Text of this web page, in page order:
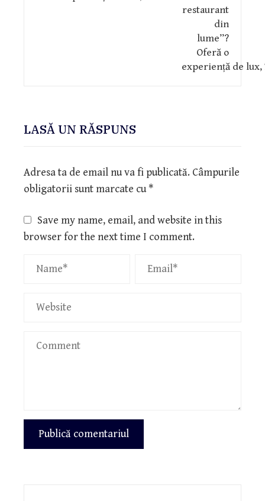
LASĂ UN RĂSPUNS
Adresa ta de email nu va fi publicată. Câmpurile
obligatorii sunt marcate cu*
Save my name, email, and website in this
browser for the next time I comment.